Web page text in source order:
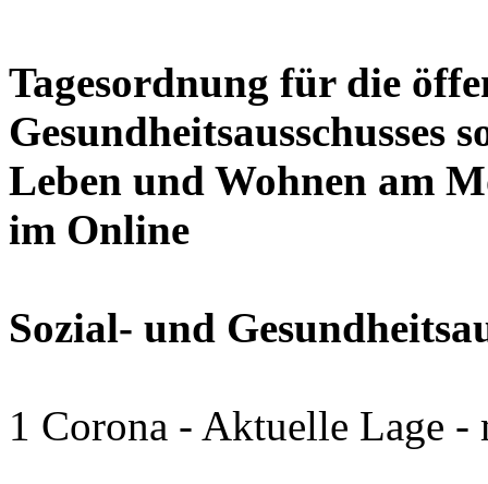
Tagesordnung für die
Gesundheitsausschusses
Leben und Wohnen am
im Online
Sozial- und
1 Corona - Aktuelle Lage